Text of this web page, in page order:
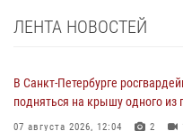
ЛЕНТА НОВОСТЕЙ
В Санкт-Петербурге
подняться на крышу одного из
07 августа 2026, 12:04 2